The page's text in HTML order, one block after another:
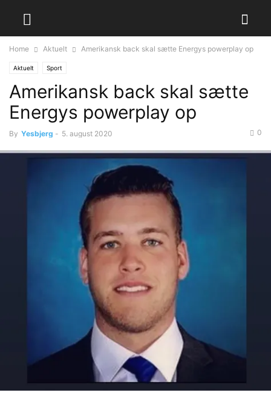
Home Aktuelt Amerikansk back skal sætte Energys powerplay op
Aktuelt Sport
Amerikansk back skal sætte
Energys powerplay op
By Yesbjerg - 5. august 2020 0